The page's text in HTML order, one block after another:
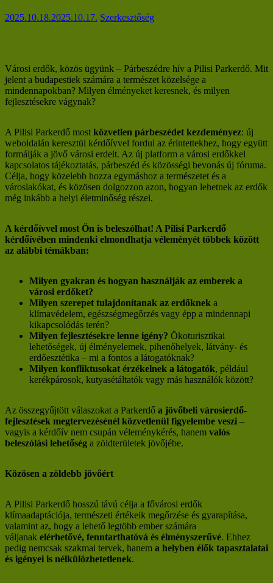
2025.10.18.2025.10.17. Szerkesztőség
Városi erdők, közös ügyünk – Párbeszédre hív a Pilisi Parkerdő. Mit
jelent a budapestiek számára a természet közelsége a
mindennapokban? Milyen élményeket keresnek, és milyen
fejlesztésekre vágynak?
A Pilisi Parkerdő most közvetlen párbeszédet kezdeményez: új
weboldalán keresztül kérdőívvel fordul az érintettekhez, hogy együtt
formálják a jövő városi erdeit. Az új platform a városi erdőkkel
kapcsolatos tájékoztatás, párbeszéd és közösségi bevonás új fóruma.
Célja, hogy közelebb hozza egymáshoz a természetet és a
városlakókat, és közösen dolgozzon azon, hogyan lehetnek az erdők
még inkább a helyi életminőség részei.
A kérdőívvel most Ön is beleszólhat! A Pilisi Parkerdő
kérdőívében mindenki elmondhatja véleményét többek között
az alábbi témákban:
Milyen gyakran és hogyan használják az emberek a
városi erdőket?
Milyen szerepet tulajdonítanak az erdőknek a
klímavédelem, egészségmegőrzés vagy épp a mindennapi
kikapcsolódás terén?
Milyen fejlesztésekre lenne igény? Ökoturisztikai
lehetőségek, új élményelemek, pihenőhelyek, látvány- és
erdőesztétika – mi a fontos a látogatóknak?
Milyen konfliktusokat érzékelnek a látogatók, például
kerékpárosok, kutyasétáltatók vagy más használók között?
Az összegyűjtött válaszokat a Parkerdő a jövőbeli városierdő-
fejlesztések megtervezésénél közvetlenül figyelembe veszi –
vagyis a kérdőív nem csupán véleménykérés, hanem valós
beleszólási lehetőség a zöldterületek jövőjébe.
Közösen a zöldebb jövőért
A Pilisi Parkerdő hosszú távú célja a fővárosi erdők
klímaadaptációja, természeti értékeik megőrzése és gyarapítása,
valamint az, hogy a lehető legtöbb ember számára
váljanak elérhetővé, fenntarthatóvá és élményszerűvé. Ehhez
pedig nemcsak szakmai tervek, hanem a helyben élők tapasztalatai
és igényei is nélkülözhetetlenek.